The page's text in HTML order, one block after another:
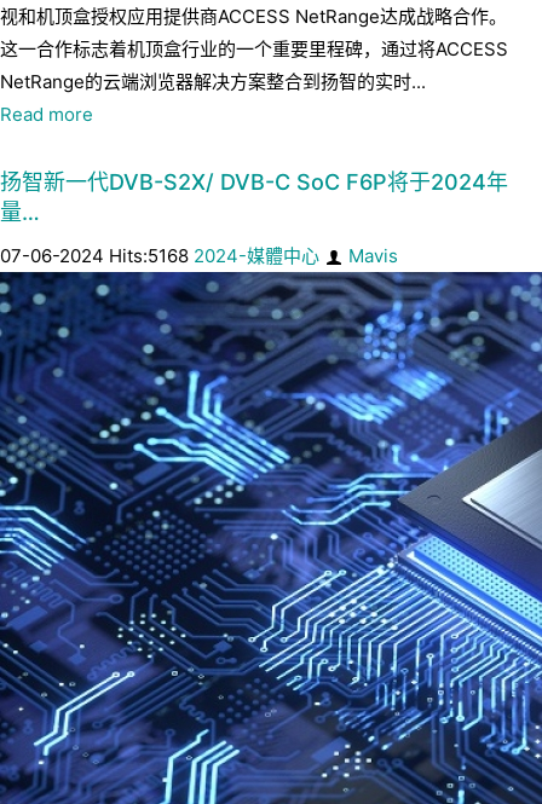
视和机顶盒授权应用提供商ACCESS NetRange达成战略合作。
这一合作标志着机顶盒行业的一个重要里程碑，通过将ACCESS
NetRange的云端浏览器解决方案整合到扬智的实时...
Read more
扬智新一代DVB-S2X/ DVB-C SoC F6P将于2024年
量…
07-06-2024 Hits:5168 2024-媒體中心 Mavis